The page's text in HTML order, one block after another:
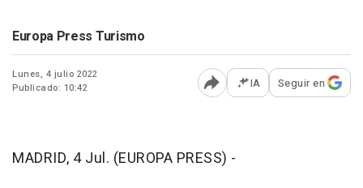
Europa Press Turismo
Lunes, 4 julio 2022
Publicado: 10:42
Abrir opciones para
IA Seguir en
MADRID, 4 Jul. (EUROPA PRESS) -